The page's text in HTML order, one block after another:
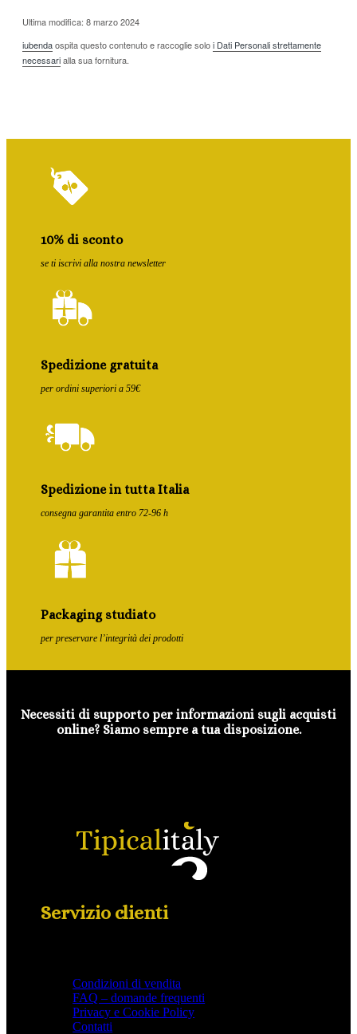
Ultima modifica: 8 marzo 2024
iubendaospita questo contenuto e raccoglie soloi Dati Personali strettamente
necessarialla sua fornitura.
10% di sconto
se ti iscrivi alla nostra newsletter
Spedizione gratuita
per ordini superiori a 59€
Spedizione in tutta Italia
consegna garantita entro 72-96 h
Packaging studiato
per preservare l’integrità dei prodotti
Necessiti di supporto per informazioni sugli acquisti
online? Siamo sempre a tua disposizione.
Servizio clienti
Condizioni di vendita
FAQ – domande frequenti
Privacy e Cookie Policy
Contatti